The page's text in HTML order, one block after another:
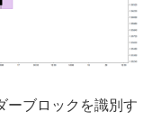
ーブロックを識別す